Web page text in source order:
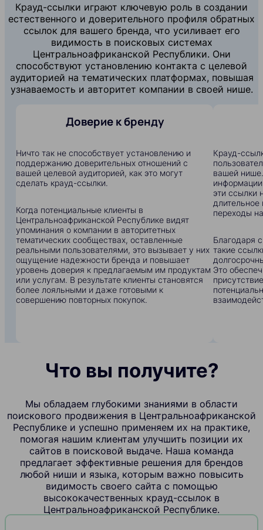
Крауд-ссылки играют ключевую роль в создании
естественного и доверительного профиля обратных
ссылок для вашего бренда, что усиливает его
видимость в поисковых системах
Центральноафриканской Республики. Они
способствуют установлению контакта с целевой
аудиторией на тематических платформах, повышая
узнаваемость и авторитет компании в своей нише.
Доверие к бренду
Ничто так не способствует установлению и
поддержанию доверительных отношений с
вашей целевой аудиторией, как это могут
сделать крауд-ссылки.
Когда потенциальные клиенты в
Центральноафриканской Республике видят
упоминания о компании в авторитетных
тематических сообществах, оставленные
реальными пользователями, это вызывает у них
ощущение надежности бренда и повышает
уровень доверия к предлагаемым им продуктам
или услугам. В результате клиенты становятся
более лояльными и даже готовыми к
совершению повторных покупок.
Крауд-
вашей
эти ссылки
переходы
Благодаря
такие
Это
Что вы получите?
Мы обладаем глубокими знаниями в области
поискового продвижения в Центральноафриканской
Республике и успешно применяем их на практике,
помогая нашим клиентам улучшить позиции их
сайтов в поисковой выдаче. Наша команда
предлагает эффективные решения для брендов
любой ниши и языка, которым важно повысить
видимость своего сайта с помощью
высококачественных крауд-ссылок в
Центральноафриканской Республике.